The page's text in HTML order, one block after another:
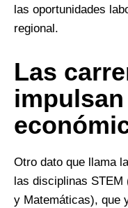
las oportunidades
regional.
Las
Otro dato que llama
las disciplinas
y Matemáticas), que